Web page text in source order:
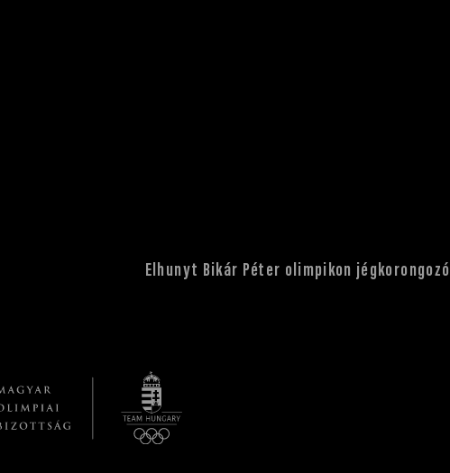
Elhunyt Bikár Péter olimpikon jégkorongozó